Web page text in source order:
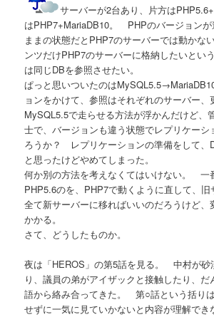
サーバーが2台あり、片方は
はPHP7+MariaDB10。 PHPのバージョン
ままの状態だとPHP7のサーバーでは動か
ンツだけPHP7のサーバーに格納したいと
は同じDBを参照させたい。
ぱっと思いついたのは
ョンをかけて、参照はそれぞれのサーバー、
MySQL5.5で走らせる方法が浮かんだけど、
士で、バージョンも違う状態でレプリケーシ
ろうか？ レプリケーションの準備をして、
と思ったけどやめてしまった。
何か別の方法を考えなくてはいけない。 一
PHP5.6のを、PHP7で動くように直して、旧
全て新サーバーに移ればいいのだろうけど、
かかる。
さて、どうしたものか。
夜は「HEROS」の第5話を見る。 中村が砂
り、議員の弟がアイザックと接触したり、だ
語から絡み合ってきた。 第○話という括り
せずに一気に見ていかないと内容が理解でき